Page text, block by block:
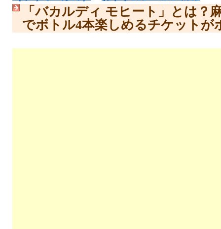
「バカルディ モヒート」とは？
でボトル4本楽しめるチケットが